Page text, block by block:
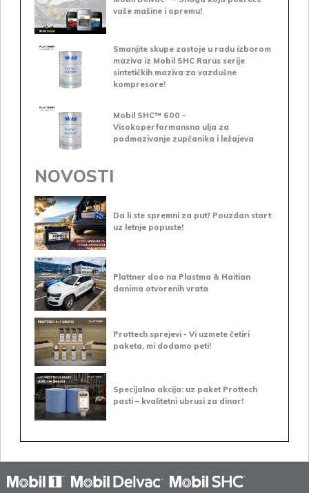
vaše mašine i opremu!
Smanjite skupe zastoje u radu izborom
maziva iz Mobil SHC Rarus serije
sintetičkih maziva za vazdušne
kompresore!
Mobil SHC™ 600 -
Visokoperformansna ulja za
podmazivanje zupčanika i ležajeva
NOVOSTI
Da li ste spremni za put? Pouzdan start
uz letnje popuste!
Plattner doo na Plastma & Haitian
danima otvorenih vrata
Prottech sprejevi - Vi uzmete četiri
paketa, mi dodamo peti!
Specijalna akcija: uz paket Prottech
pasti – kvalitetni ubrusi za dinar!